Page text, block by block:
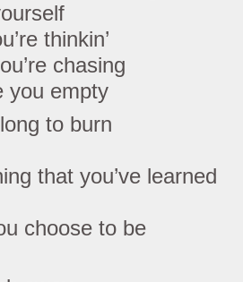
thinkin’
chasing
you empty
to burn
that you’ve learned
choose to be